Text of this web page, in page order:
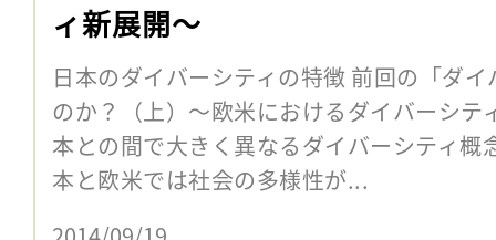
ィ新展開〜
日本のダイバーシティの特徴 前回の「ダ
のか？（上）〜欧米におけるダイバーシテ
本との間で大きく異なるダイバーシティ概
本と欧米では社会の多様性が...